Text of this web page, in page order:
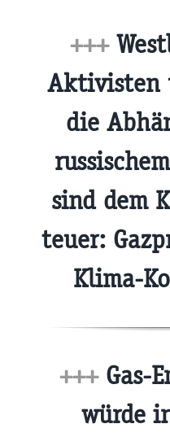
+++
Aktivisten
die
sind dem
teuer:
Klima-
+++Gas-
würde